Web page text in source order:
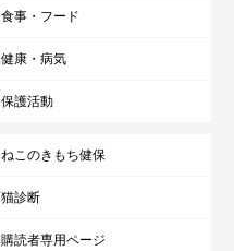
食事・フード
健康・病気
保護活動
ねこのきもち健保
猫診断
購読者専用ページ